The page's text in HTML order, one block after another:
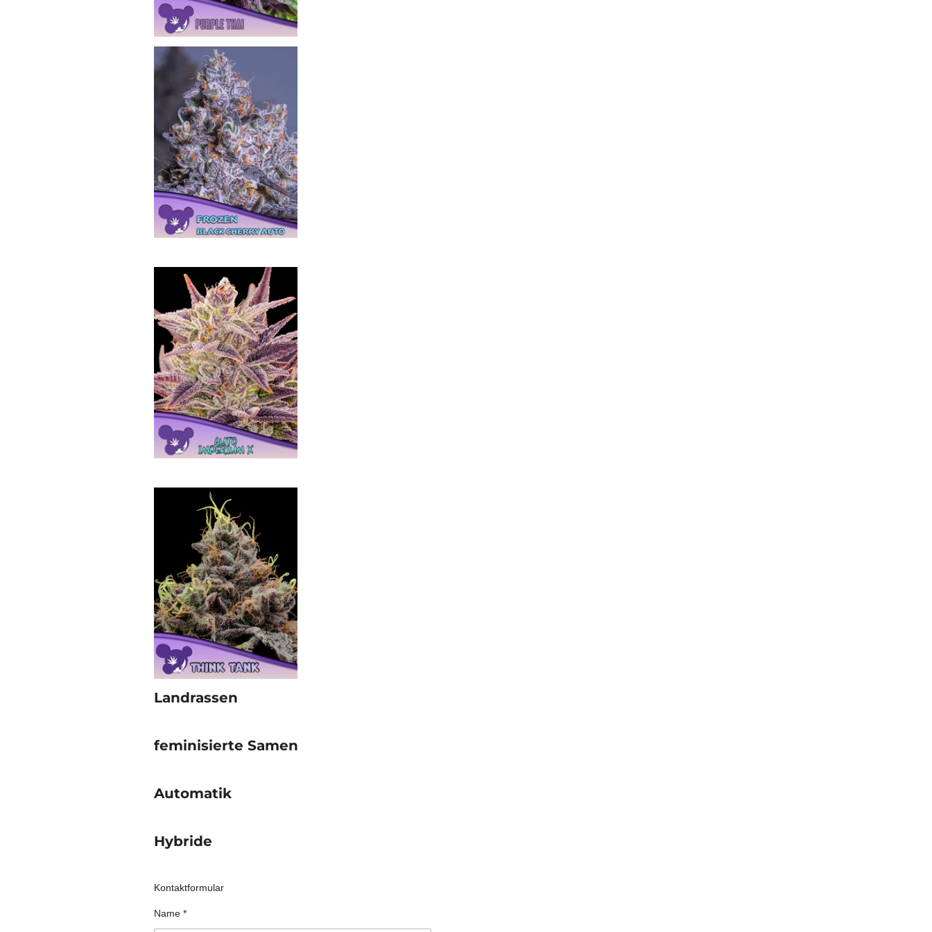
Landrassen
feminisierte Samen
Automatik
Hybride
Kontaktformular
Name *